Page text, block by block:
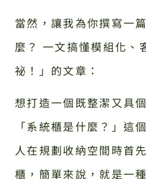
當然，讓我為你撰寫一
麼？ 一文搞懂模組化、
祕！」的文章：
想打造一個既整潔又具
「系統櫃是什麼？」這
人在規劃收納空間時首
櫃，簡單來說，就是一